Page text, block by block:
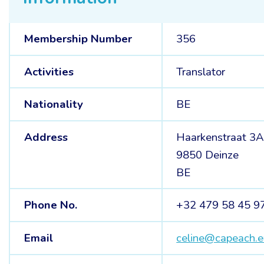
Membership Number 356
Activities Translator
Nationality BE
Address
Haarkenstraat 3A
9850 Deinze
BE
Phone No. +32 479 58 45
Email